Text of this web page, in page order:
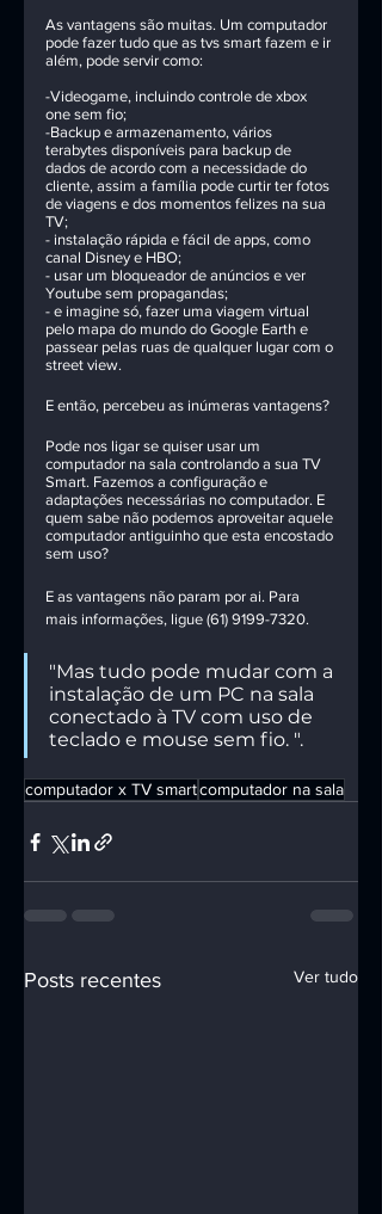
As vantagens são muitas. Um computador
pode fazer tudo que as tvs smart fazem e ir
além, pode servir como:
-Videogame, incluindo controle de xbox
one sem fio;
-Backup e armazenamento, vários
terabytes disponíveis para backup de
dados de acordo com a necessidade do
cliente, assim a família pode curtir ter fotos
de viagens e dos momentos felizes na sua
TV;
- instalação rápida e fácil de apps, como
canal Disney e HBO;
- usar um bloqueador de anúncios e ver
Youtube sem propagandas;
- e imagine só, fazer uma viagem virtual
pelo mapa do mundo do Google Earth e
passear pelas ruas de qualquer lugar com o
street view.
E então, percebeu as inúmeras vantagens?
Pode nos ligar se quiser usar um
computador na sala controlando a sua TV
Smart. Fazemos a configuração e
adaptações necessárias no computador. E
quem sabe não podemos aproveitar aquele
computador antiguinho que esta encostado
sem uso?
E as vantagens não param por ai. Para
mais informações, ligue (61) 9199-7320.
"Mas tudo pode mudar com a
instalação de um PC na sala
conectado à TV com uso de
teclado e mouse sem fio. ".
computador x TV smartcomputador na sala
Posts recentes Ver tudo